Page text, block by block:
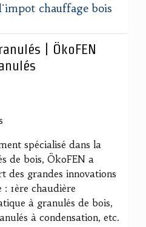
chauffage bois
| ÖkoFEN
spécialisé dans la
de bois, ÖkoFEN a
des grandes innovations
: 1ère chaudière
à granulés de bois,
à condensation, etc.